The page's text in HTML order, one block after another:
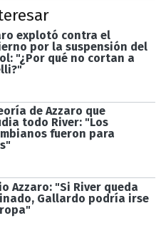
explotó contra el
por la suspensión del
"¿Por qué no cortan a
de Azzaro que
todo River: "Los
fueron para
Azzaro: "Si River queda
Gallardo podría irse